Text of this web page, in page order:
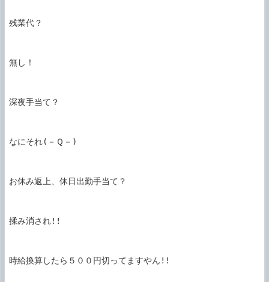
残業代？
無し！
深夜手当て？
なにそれ(－Ｑ－)
お休み返上、休日出勤手当て？
揉み消され!!
時給換算したら５００円切ってますやん!!